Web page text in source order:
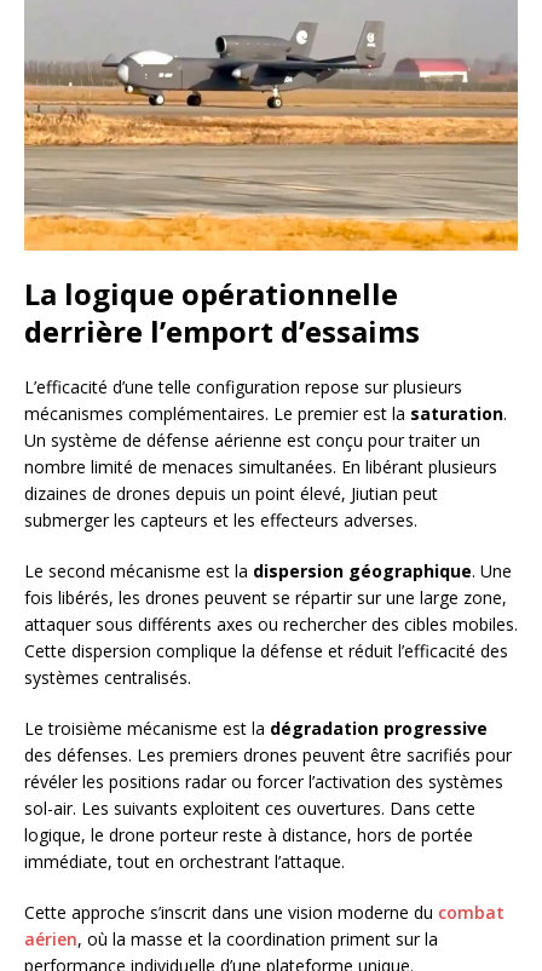
La logique opérationnelle
derrière l’emport d’essaims
L’efficacité d’une telle configuration repose sur plusieurs
mécanismes complémentaires. Le premier est la saturation.
Un système de défense aérienne est conçu pour traiter un
nombre limité de menaces simultanées. En libérant plusieurs
dizaines de drones depuis un point élevé, Jiutian peut
submerger les capteurs et les effecteurs adverses.
Le second mécanisme est la dispersion géographique. Une
fois libérés, les drones peuvent se répartir sur une large zone,
attaquer sous différents axes ou rechercher des cibles mobiles.
Cette dispersion complique la défense et réduit l’efficacité des
systèmes centralisés.
Le troisième mécanisme est la dégradation progressive
des défenses. Les premiers drones peuvent être sacrifiés pour
révéler les positions radar ou forcer l’activation des systèmes
sol-air. Les suivants exploitent ces ouvertures. Dans cette
logique, le drone porteur reste à distance, hors de portée
immédiate, tout en orchestrant l’attaque.
Cette approche s’inscrit dans une vision moderne du combat
aérien, où la masse et la coordination priment sur la
performance individuelle d’une plateforme unique.